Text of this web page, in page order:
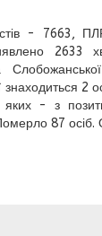
- 7663,
2633
знаходиться 2
- з
87